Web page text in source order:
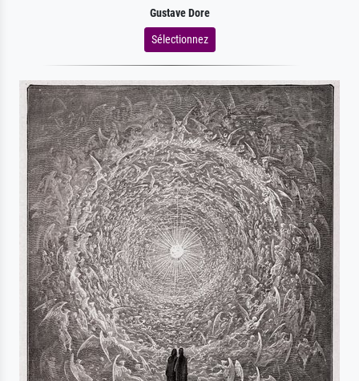
Gustave Dore
Sélectionnez